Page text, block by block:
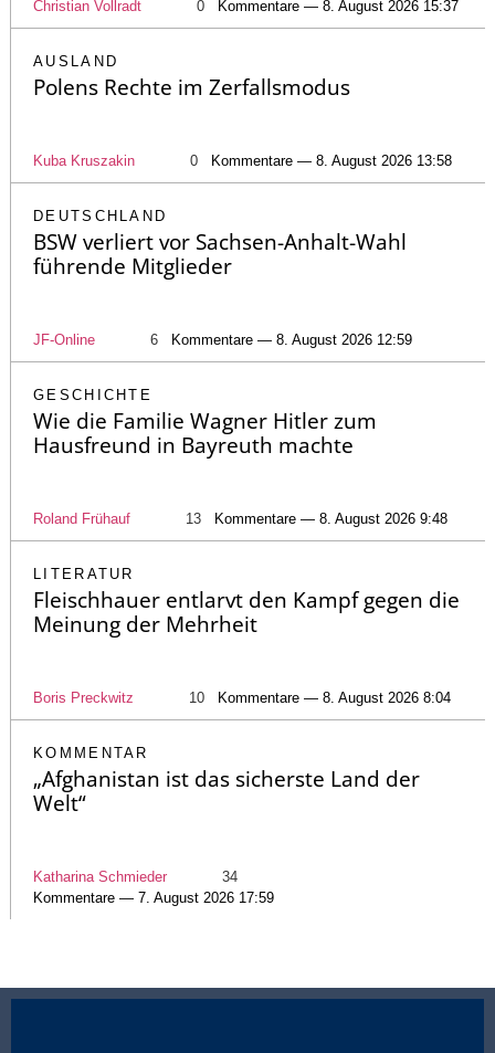
Christian Vollradt 0 Kommentare — 8. August 2026 15:37
AUSLAND
Polens Rechte im Zerfallsmodus
Kuba Kruszakin 0 Kommentare — 8. August 2026 13:58
DEUTSCHLAND
BSW verliert vor Sachsen-Anhalt-Wahl
führende Mitglieder
JF-Online 6 Kommentare — 8. August 2026 12:59
GESCHICHTE
Wie die Familie Wagner Hitler zum
Hausfreund in Bayreuth machte
Roland Frühauf 13 Kommentare — 8. August 2026 9:48
LITERATUR
Fleischhauer entlarvt den Kampf gegen die
Meinung der Mehrheit
Boris Preckwitz 10 Kommentare — 8. August 2026 8:04
KOMMENTAR
„Afghanistan ist das sicherste Land der
Welt“
Katharina Schmieder
34
Kommentare — 7. August 2026 17:59